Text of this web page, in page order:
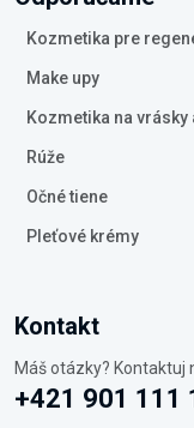
Kozmetika pre
Make upy
Kozmetika na vrásky
Rúže
Očné tiene
Pleťové krémy
Kontakt
Máš otázky? Kontaktuj
+421 901 111